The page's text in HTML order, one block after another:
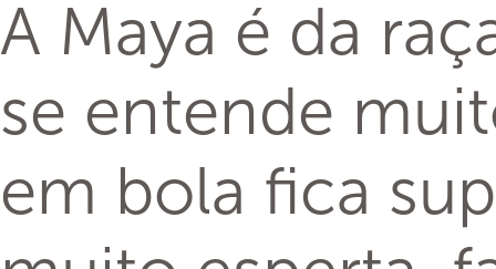
A Maya é da
se entende
em bola fica